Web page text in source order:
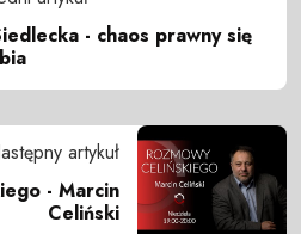
- chaos prawny się
artykuł
- Marcin
Celiński